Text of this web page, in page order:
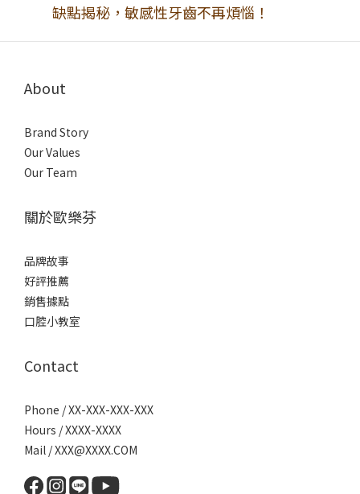
缺點揭秘，敏感性牙齒不再煩惱！
About
Brand Story
Our Values
Our Team
關於歐樂芬
品牌故事
好評推薦
銷售據點
口腔小教室
Contact
Phone / XX-XXX-XXX-XXX
Hours / XXXX-XXXX
Mail / XXX@XXXX.COM